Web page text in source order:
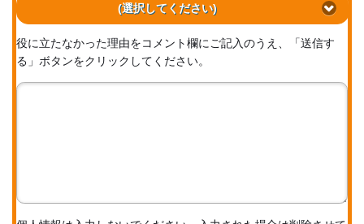
(選択してください)
役に立たなかった理由をコメント欄にご記入のうえ、「送信す
る」ボタンをクリックしてください。